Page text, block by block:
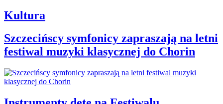
Kultura
Szczecińscy symfonicy zapraszają na letni
festiwal muzyki klasycznej do Chorin